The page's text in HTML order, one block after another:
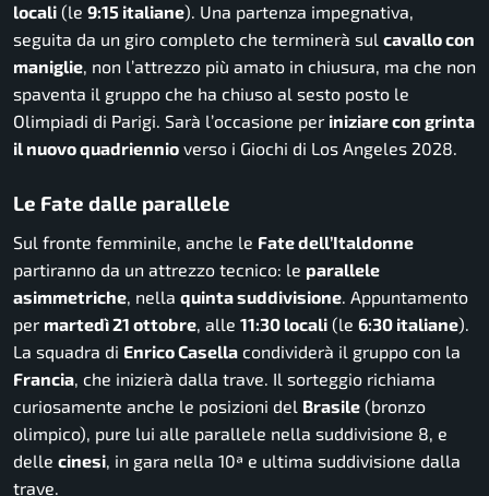
locali (le 9:15 italiane). Una partenza impegnativa,
seguita da un giro completo che terminerà sul cavallo con
maniglie, non l’attrezzo più amato in chiusura, ma che non
spaventa il gruppo che ha chiuso al sesto posto le
Olimpiadi di Parigi. Sarà l’occasione per iniziare con grinta
il nuovo quadriennio verso i Giochi di Los Angeles 2028.
Le Fate dalle parallele
Sul fronte femminile, anche le Fate dell’Italdonne
partiranno da un attrezzo tecnico: le parallele
asimmetriche , nella quinta suddivisione . Appuntamento
per martedì 21 ottobre , alle 11:30 locali (le 6:30 italiane).
La squadra di Enrico Casella condividerà il gruppo con la
Francia , che inizierà dalla trave. Il sorteggio richiama
curiosamente anche le posizioni del Brasile (bronzo
olimpico), pure lui alle parallele nella suddivisione 8, e
delle cinesi , in gara nella 10ª e ultima suddivisione dalla
trave.